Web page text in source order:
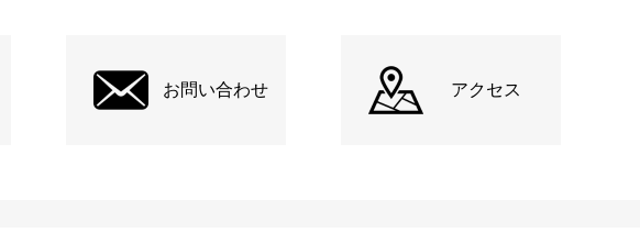
お問い合わせ アクセス